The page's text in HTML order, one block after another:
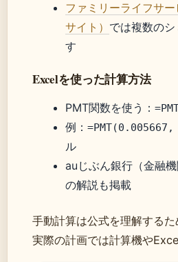
ファミリーライフサ
サイト） では複数の
す
Excelを使った計算方法
PMT関数を使う：
例：
ル
auじぶん銀行（金融
の解説も掲載
手動計算は公式を理解するた
実際の計画では計算機や